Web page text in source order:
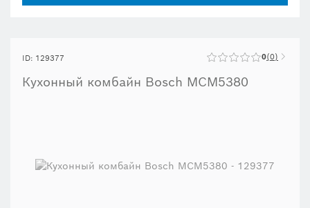
ID: 129377 0 0
Кухонный комбайн Bosch MCM5380